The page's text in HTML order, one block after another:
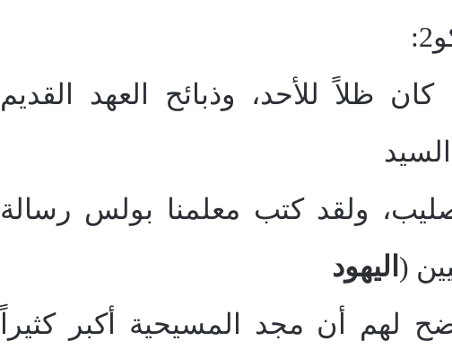
كان ظلاً للأحد، وذبائح العهد القديم
ولقد كتب معلمنا بولس رسالة
( اليهود
لهم أن مجد المسيحية أكبر كثيراً